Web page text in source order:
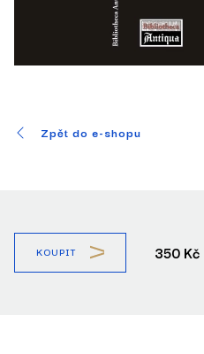
Zpět do e-shopu
KOUPIT 350 Kč